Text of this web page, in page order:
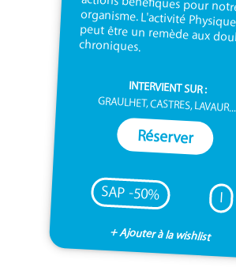
chroniques.
INTERVIENT SUR :
GRAULHET, CASTRES, LAVAUR...
Réserver
SAP -50% I
+ Ajouter à la wishlist